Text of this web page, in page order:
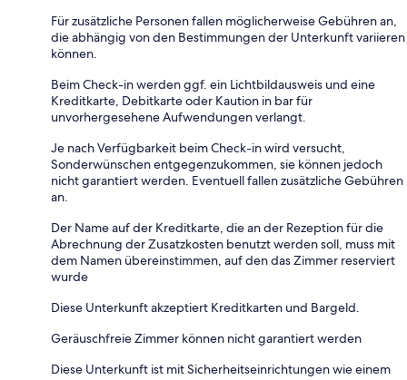
Für zusätzliche Personen fallen möglicherweise Gebühren an,
die abhängig von den Bestimmungen der Unterkunft variieren
können.
Beim Check-in werden ggf. ein Lichtbildausweis und eine
Kreditkarte, Debitkarte oder Kaution in bar für
unvorhergesehene Aufwendungen verlangt.
Je nach Verfügbarkeit beim Check-in wird versucht,
Sonderwünschen entgegenzukommen, sie können jedoch
nicht garantiert werden. Eventuell fallen zusätzliche Gebühren
an.
Der Name auf der Kreditkarte, die an der Rezeption für die
Abrechnung der Zusatzkosten benutzt werden soll, muss mit
dem Namen übereinstimmen, auf den das Zimmer reserviert
wurde
Diese Unterkunft akzeptiert Kreditkarten und Bargeld.
Geräuschfreie Zimmer können nicht garantiert werden
Diese Unterkunft ist mit Sicherheitseinrichtungen wie einem